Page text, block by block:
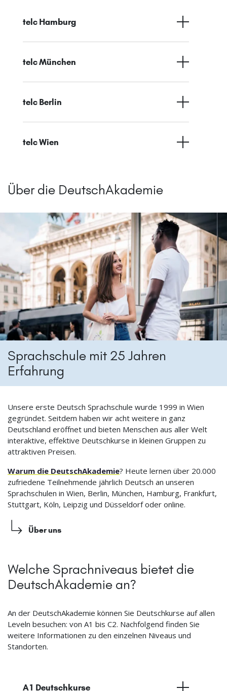
telc Hamburg
telc München
telc Berlin
telc Wien
Über die DeutschAkademie
Sprachschule mit 25 Jahren
Erfahrung
Unsere erste Deutsch Sprachschule wurde 1999 in Wien
gegründet. Seitdem haben wir acht weitere in ganz
Deutschland eröffnet und bieten Menschen aus aller Welt
interaktive, effektive Deutschkurse in kleinen Gruppen zu
attraktiven Preisen.
Warum die DeutschAkademie? Heute lernen über 20.000
zufriedene Teilnehmende jährlich Deutsch an unseren
Sprachschulen in Wien, Berlin, München, Hamburg, Frankfurt,
Stuttgart, Köln, Leipzig und Düsseldorf oder online.
Über uns
Welche Sprachniveaus bietet die
DeutschAkademie an?
An der DeutschAkademie können Sie Deutschkurse auf allen
Leveln besuchen: von A1 bis C2. Nachfolgend finden Sie
weitere Informationen zu den einzelnen Niveaus und
Standorten.
A1 Deutschkurse